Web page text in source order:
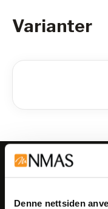
Denne nettsiden
Varianter
Meld deg på